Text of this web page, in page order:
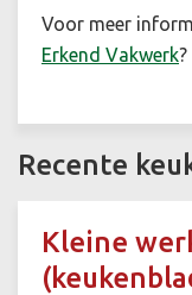
Voor meer
Erkend Vakwerk?
Recente
Kleine